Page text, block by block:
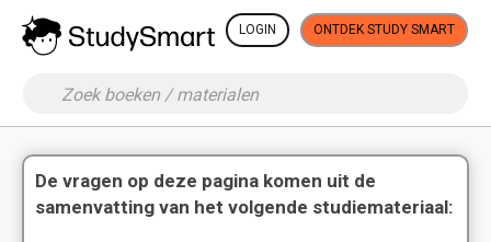
LOGIN ONTDEK STUDY SMART
De vragen op deze pagina komen uit de
samenvatting van het volgende studiemateriaal: